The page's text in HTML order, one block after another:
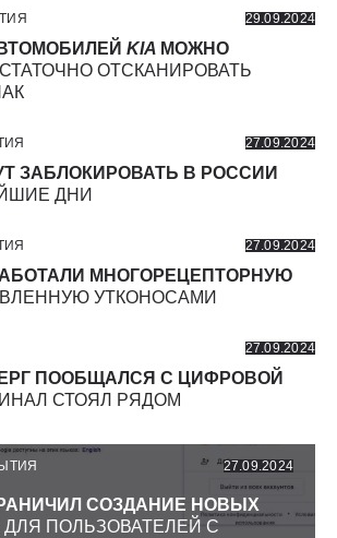
29.09.2024
KIA МОЖНО
ОТСКАНИРОВАТЬ
27.09.2024
ЗАБЛОКИРОВАТЬ В РОССИИ
ДНИ
27.09.2024
МНОГОРЕЦЕПТОРНУЮ
УТКОНОСАМИ
27.09.2024
ПООБЩАЛСЯ С ЦИФРОВОЙ
СТОЯЛ РЯДОМ
27.09.2024
СОЗДАНИЕ НОВЫХ
ДЛЯ ПОЛЬЗОВАТЕЛЕЙ С